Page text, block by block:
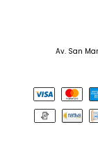
Av. San